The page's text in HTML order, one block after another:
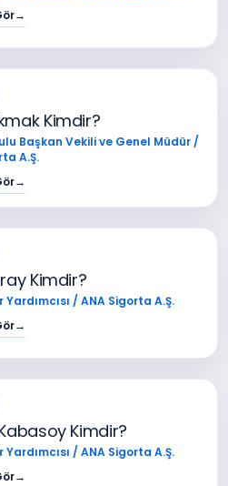
→
Kimdir?
Başkan Vekili ve Genel Müdür /
A.Ş.
→
Kimdir?
/ ANA Sigorta A.Ş.
→
Kimdir?
/ ANA Sigorta A.Ş.
→